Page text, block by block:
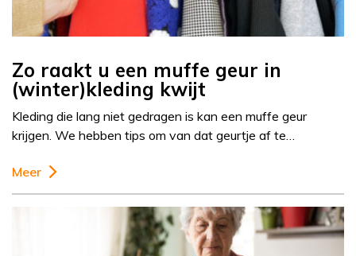
Zo raakt u een muffe geur in
(winter)kleding kwijt
Kleding die lang niet gedragen is kan een muffe geur
krijgen. We hebben tips om van dat geurtje af te…
Meer